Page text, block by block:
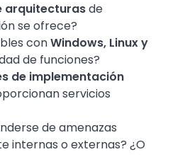
arquitecturasde
se ofrece?
conWindows, Linux y
de funciones?
de implementación
servicios
de amenazas
internas o externas? ¿O